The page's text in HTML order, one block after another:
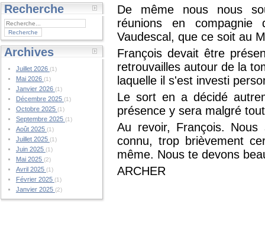
Recherche
Archives
Juillet 2026 (1)
Mai 2026 (1)
Janvier 2026 (1)
Décembre 2025 (1)
Octobre 2025 (1)
Septembre 2025 (1)
Août 2025 (1)
Juillet 2025 (1)
Juin 2025 (1)
Mai 2025 (2)
Avril 2025 (1)
Février 2025 (1)
Janvier 2025 (2)
De même nous nous
réunions en
Vaudescal, que ce soit au
François devait être
retrouvailles autour de la
laquelle il s'est investi
Le sort en a décidé
présence y sera malgré
Au revoir, François.
connu, trop brièvement
même. Nous te devons
ARCHER